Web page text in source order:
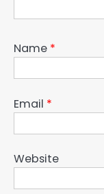
Name *
Email *
Website